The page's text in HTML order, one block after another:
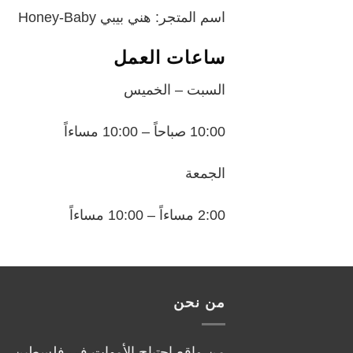
اسم المتجر: هني بيبي Honey-Baby
ساعات العمل
السبت – الخميس
10:00 صباحاً – 10:00 مساءاً
الجمعة
2:00 مساءاً – 10:00 مساءاً
من نحن